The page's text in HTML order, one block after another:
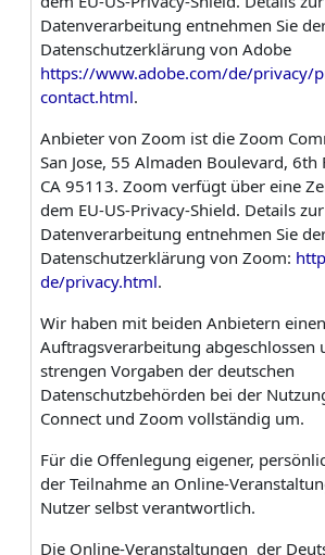
Datenverarbeitung entnehmen Sie
Datenschutzerklärung von Adobe
https://www.adobe.com/de/privacy/
contact.html.
Anbieter von Zoom ist die Zoom
San Jose, 55 Almaden Boulevard, 6th
CA 95113. Zoom verfügt über eine
dem EU-US-Privacy-Shield. Details zur
Datenverarbeitung entnehmen Sie
Datenschutzerklärung von Zoom:
de/privacy.html.
Wir haben mit beiden Anbietern
Auftragsverarbeitung abgeschlossen
strengen Vorgaben der deutschen
Datenschutzbehörden bei der
Connect und Zoom vollständig um.
Für die Offenlegung eigener,
der Teilnahme an Online-
Nutzer selbst verantwortlich.
Die Online-Veranstaltungen der